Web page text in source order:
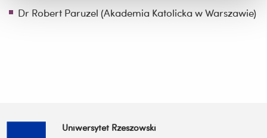
Dr Robert Paruzel (Akademia Katolicka w Warszawie)
Uniwersytet Rzeszowski